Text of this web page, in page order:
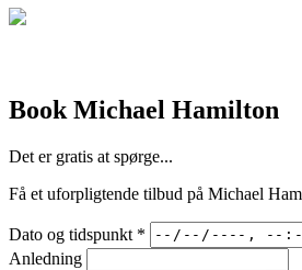
Book Michael Hamilton
Det er gratis at spørge...
Få et uforpligtende tilbud på Michael
Dato og tidspunkt *
Anledning